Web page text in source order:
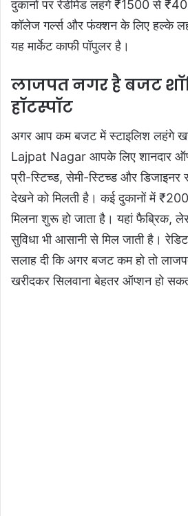
दुकानों पर रेडीमेड लहंगे ₹1500 से
कॉलेज गर्ल्स और फंक्शन के लिए हल्के
यह मार्केट काफी पॉपुलर है।
लाजपत नगर है बजट
हॉटस्पॉट
अगर आप कम बजट में स्टाइलिश लहंगे
Lajpat Nagar आपके लिए शानदार
प्री-स्टिच्ड, सेमी-स्टिच्ड और डिजाइनर
देखने को मिलती है। कई दुकानों में
मिलना शुरू हो जाता है। यहां फैब्रिक,
सुविधा भी आसानी से मिल जाती है।
सलाह दी कि अगर बजट कम हो तो
खरीदकर सिलवाना बेहतर ऑप्शन हो